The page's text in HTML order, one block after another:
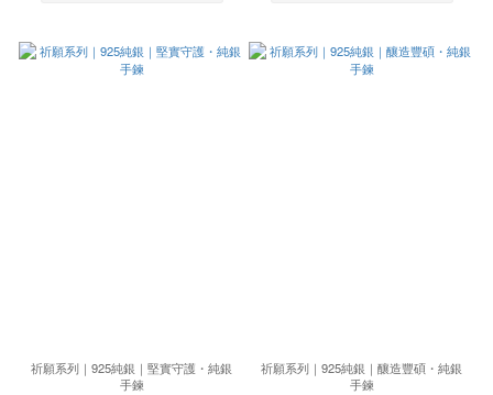
祈願系列｜925純銀｜堅實守護・純銀
手鍊
祈願系列｜925純銀｜釀造豐碩・純銀
手鍊